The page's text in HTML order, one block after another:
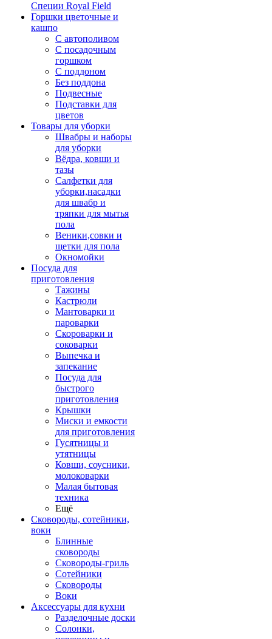
Специи Royal Field
Горшки цветочные и
кашпо
С автополивом
С посадочным
горшком
С поддоном
Без поддона
Подвесные
Подставки для
цветов
Товары для уборки
Швабры и наборы
для уборки
Вёдра, ковши и
тазы
Салфетки для
уборки,насадки
для швабр и
тряпки для мытья
пола
Веники,совки и
щетки для пола
Окномойки
Посуда для
приготовления
Тажины
Кастрюли
Мантоварки и
пароварки
Скороварки и
соковарки
Выпечка и
запекание
Посуда для
быстрого
приготовления
Крышки
Миски и емкости
для приготовления
Гусятницы и
утятницы
Ковши, соусники,
молоковарки
Малая бытовая
техника
Ещё
Сковороды, сотейники,
воки
Блинные
сковороды
Сковороды-гриль
Сотейники
Сковороды
Воки
Аксессуары для кухни
Разделочные доски
Солонки,